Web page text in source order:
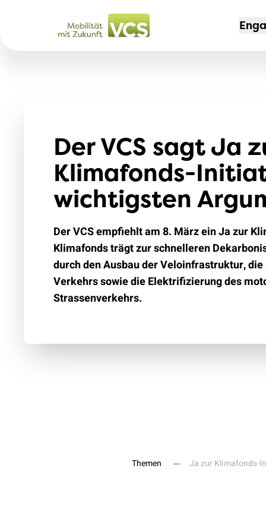
Der VCS sagt Ja
Klimafonds-
wichtigsten
Der VCS empfiehlt am 8. März ein Ja zur
Klimafonds trägt zur schnelleren
durch den Ausbau der Veloinfrastruktur,
Verkehrs sowie die Elektrifizierung des
Strassenverkehrs.
Themen Ja zur Klimafonds-